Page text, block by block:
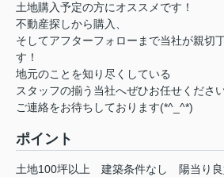
土地購入予定の方にオススメです！
不動産探しから購入、
そしてアフターフォローまで当社が親切
す！
地元のことを知り尽くしている
スタッフの揃う当社へぜひお任せください
ご連絡をお待ちしております(*^_^*)
ポイント
土地100坪以上 建築条件なし 陽当り